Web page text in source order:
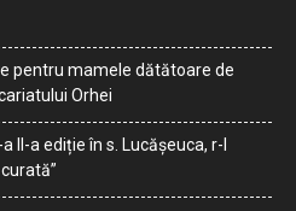
pentru mamele dătătoare de
Orhei
II-a ediție în s. Lucășeuca, r-l